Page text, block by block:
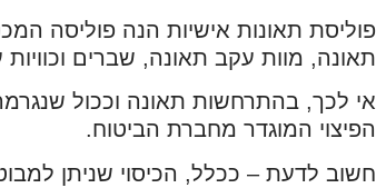
פוליסת תאונות אישיות הנה פוליסה
תאונה, מוות עקב תאונה, שברים
אי לכך, בהתרחשות תאונה וככול
הפיצוי המוגדר מחברת הביטוח.
חשוב לדעת – ככלל, הכיסוי שניתן